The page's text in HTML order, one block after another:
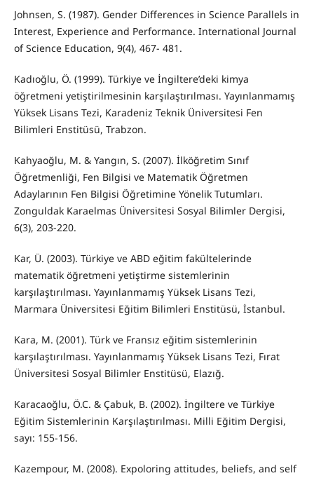
Johnsen, S. (1987). Gender Differences in Science Parallels in
Interest, Experience and Performance. International Journal
of Science Education, 9(4), 467- 481.
Kadıoğlu, Ö. (1999). Türkiye ve İngiltere’deki kimya
öğretmeni yetiştirilmesinin karşılaştırılması. Yayınlanmamış
Yüksek Lisans Tezi, Karadeniz Teknik Üniversitesi Fen
Bilimleri Enstitüsü, Trabzon.
Kahyaoğlu, M. & Yangın, S. (2007). İlköğretim Sınıf
Öğretmenliği, Fen Bilgisi ve Matematik Öğretmen
Adaylarının Fen Bilgisi Öğretimine Yönelik Tutumları.
Zonguldak Karaelmas Üniversitesi Sosyal Bilimler Dergisi,
6(3), 203-220.
Kar, Ü. (2003). Türkiye ve ABD eğitim fakültelerinde
matematik öğretmeni yetiştirme sistemlerinin
karşılaştırılması. Yayınlanmamış Yüksek Lisans Tezi,
Marmara Üniversitesi Eğitim Bilimleri Enstitüsü, İstanbul.
Kara, M. (2001). Türk ve Fransız eğitim sistemlerinin
karşılaştırılması. Yayınlanmamış Yüksek Lisans Tezi, Fırat
Üniversitesi Sosyal Bilimler Enstitüsü, Elazığ.
Karacaoğlu, Ö.C. & Çabuk, B. (2002). İngiltere ve Türkiye
Eğitim Sistemlerinin Karşılaştırılması. Milli Eğitim Dergisi,
sayı: 155-156.
Kazempour, M. (2008). Expoloring attitudes, beliefs, and self